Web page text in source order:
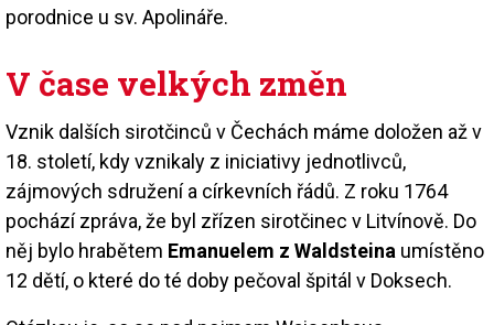
porodnice u sv. Apolináře.
V čase velkých změn
Vznik dalších sirotčinců v Čechách máme doložen až v
18. století, kdy vznikaly z iniciativy jednotlivců,
zájmových sdružení a církevních řádů. Z roku 1764
pochází zpráva, že byl zřízen sirotčinec v Litvínově. Do
něj bylo hrabětem Emanuelem z Waldsteina umístěno
12 dětí, o které do té doby pečoval špitál v Doksech.